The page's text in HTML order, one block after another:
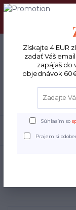
DOPRAVA
Získajte 4 EUR
zadať Váš
zapájaš do
objednávok 60€
Súhlasím so
Prajem si